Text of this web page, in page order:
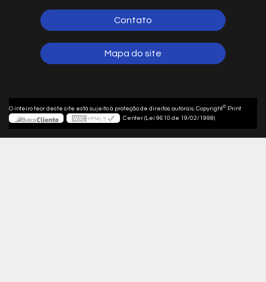
Contato
Mapa do site
O inteiro teor deste site está sujeito à proteção de direitos autorais. Copyright© Print
Center (Lei 9610 de 19/02/1998)